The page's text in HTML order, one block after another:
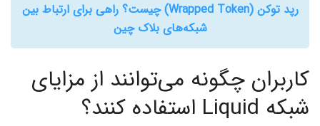
رپد توکن (Wrapped Token) چیست؟ راهی برای ارتباط بین
شبکه‌های بلاک چین
کاربران چگونه می‌توانند از مزایای
شبکه Liquid استفاده کنند؟